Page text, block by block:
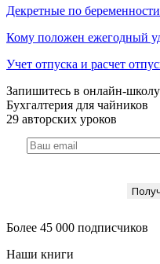
Декретные по
Кому положен ежегодный
Учет отпуска и расчет
Запишитесь в онлайн-школу
Бухгалтерия для чайников
29 авторских уроков
Более 45 000 подписчиков
Наши книги